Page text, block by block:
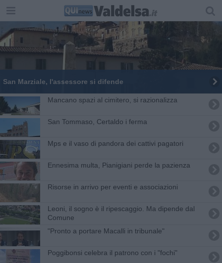
San Marziale, l'assessore si difende
Mancano spazi al cimitero, si razionalizza
San Tommaso, Certaldo i ferma
Mps e il vaso di pandora dei cattivi pagatori
Ennesima multa, Pianigiani perde la pazienza
Risorse in arrivo per eventi e associazioni
Leoni, il sogno è il ripescaggio. Ma dipende dal
Comune
"Pronto a portare Macalli in tribunale"
Poggibonsi celebra il patrono con i "fochi"